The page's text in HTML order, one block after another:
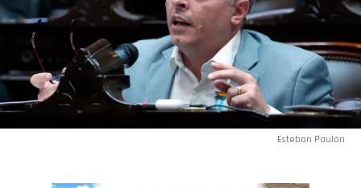
Esteban Paulón